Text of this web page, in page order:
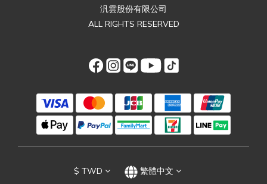
汎雲股份有限公司
ALL RIGHTS RESERVED
$ TWD 繁體中文